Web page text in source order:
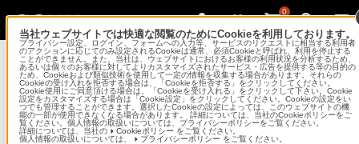
0
Sony Imaging Gallery
ソニーイメージングギャラリー 銀座
コンテンツメニュー
当社ウェブサイトでは快適な閲覧のためにCookieを利用しております。
プライバシー設定、ログイン、フォームへの入力等、サービスのリクエストに相当する利用者
のアクションに応じてのみ設定されるCookieは通常、必須Cookieと呼ばれ、利用を停止する
ことができません。また、当社は、ウェブサイトにおけるお客様の利用状況を分析するため、
あるいは個々のお客様に対してよりカスタマイズされたサービス・広告を提供する等の目的の
ため、Cookieおよび類似技術を使用して一定の情報を収集する場合があります。それらの
Cookieの受け入れを拒否する場合は、「Cookieを拒否する」をクリックしてください。
Cookie使用にご同意頂ける場合は、「Cookieを受け入れる」をクリックして下さい。Cookie
設定をカスタマイズする場合は「Cookie設定」をクリックしてください。Cookieの設定をい
つでも管理することができます。選択したCookieの設定によっては、このウェブサイトの機
能の一部が使用できなくなる場合があります。 詳細については、当社のCookieポリシーをご
覧ください。個人情報の取扱いについては、プライバシーポリシーをご覧ください。
詳細については、当社の
Cookieポリシー をご覧ください。
個人情報の取扱いについては、
プライバシーポリシー をご覧ください。